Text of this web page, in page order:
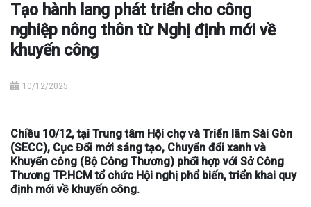
Tạo hành lang phát triển cho công
nghiệp nông thôn từ Nghị định mới về
khuyến công
10/12/2025
Chiều 10/12, tại Trung tâm Hội chợ và Triển lãm Sài Gòn
(SECC), Cục Đổi mới sáng tạo, Chuyển đổi xanh và
Khuyến công (Bộ Công Thương) phối hợp với Sở Công
Thương TP.HCM tổ chức Hội nghị phổ biến, triển khai quy
định mới về khuyến công.